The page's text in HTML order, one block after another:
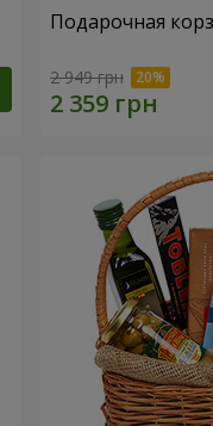
Подарочная
2 949 грн